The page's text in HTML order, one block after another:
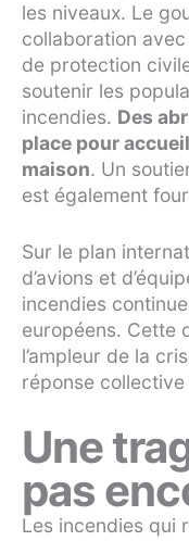
les niveaux. Le
collaboration
de protection
soutenir les
incendies. Des
place pour
maison. Un
est également
Sur le plan
d’avions et
incendies
européens. Cette
l’ampleur de la
réponse
Une
pas
Les incendies qui